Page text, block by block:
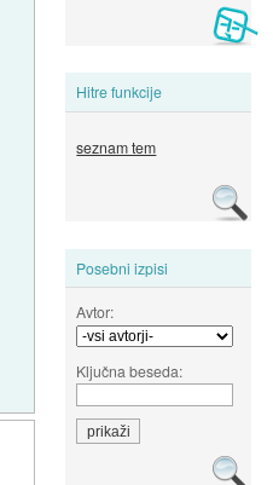
Hitre funkcije
seznam tem
Posebni izpisi
Avtor:
Ključna beseda: